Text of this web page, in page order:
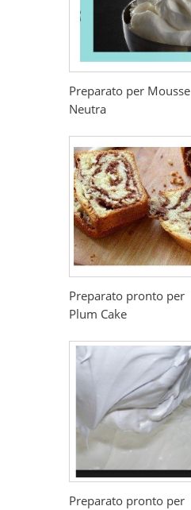
Preparato per Mousse
Neutra
Preparato pronto per
Plum Cake
Preparato pronto per